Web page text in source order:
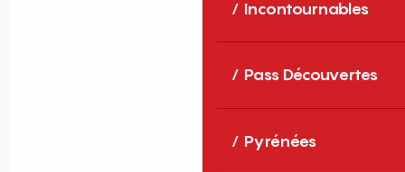
Incontournables
Pass Découvertes
Pyrénées